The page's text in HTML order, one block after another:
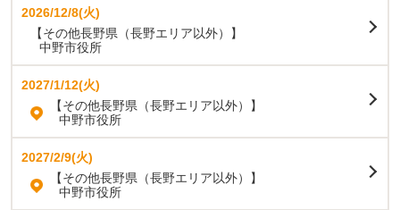
2026/12/8(火)
【その他長野県（長野エリア以外）】
中野市役所
2027/1/12(火)
【その他長野県（長野エリア以外）】
中野市役所
2027/2/9(火)
【その他長野県（長野エリア以外）】
中野市役所